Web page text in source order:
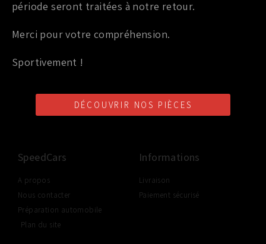
Ajouter au panier
À PARTIR DE 350€ TTC
(FRANCE UNIQUEMENT)
SÉCURISÉ
D'UN PROFESSIONNEL
SpeedCars
A propos
Nous contacter
Préparation automobile
Plan du site
Informations
Livraison
Paiement sécurisé
période seront traitées à notre retour.
Merci pour votre compréhension.
Sportivement !
DÉCOUVRIR NOS PIÈCES